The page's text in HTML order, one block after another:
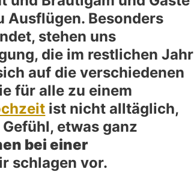
Ausflügen. Besonders
stehen uns
die im restlichen Jahr
auf die verschiedenen
für alle zu einem
ist nicht alltäglich,
etwas ganz
bei einer
schlagen vor.